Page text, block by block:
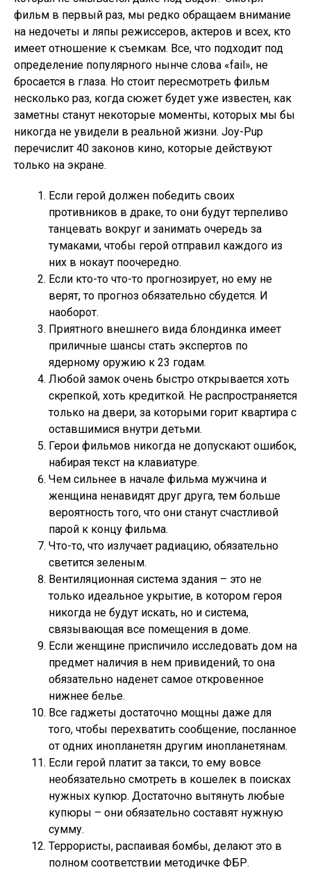
фильм в первый раз, мы редко обращаем внимание
на недочеты и ляпы режиссеров, актеров и всех, кто
имеет отношение к съемкам. Все, что подходит под
определение популярного нынче слова «fail», не
бросается в глаза. Но стоит пересмотреть фильм
несколько раз, когда сюжет будет уже известен, как
заметны станут некоторые моменты, которых мы бы
никогда не увидели в реальной жизни. Joy-Pup
перечислит 40 законов кино, которые действуют
только на экране.
Если герой должен победить своих
противников в драке, то они будут терпеливо
танцевать вокруг и занимать очередь за
тумаками, чтобы герой отправил каждого из
них в нокаут поочередно.
Если кто-то что-то прогнозирует, но ему не
верят, то прогноз обязательно сбудется. И
наоборот.
Приятного внешнего вида блондинка имеет
приличные шансы стать экспертов по
ядерному оружию к 23 годам.
Любой замок очень быстро открывается хоть
скрепкой, хоть кредиткой. Не распространяется
только на двери, за которыми горит квартира с
оставшимися внутри детьми.
Герои фильмов никогда не допускают ошибок,
набирая текст на клавиатуре.
Чем сильнее в начале фильма мужчина и
женщина ненавидят друг друга, тем больше
вероятность того, что они станут счастливой
парой к концу фильма.
Что-то, что излучает радиацию, обязательно
светится зеленым.
Вентиляционная система здания – это не
только идеальное укрытие, в котором героя
никогда не будут искать, но и система,
связывающая все помещения в доме.
Если женщине приспичило исследовать дом на
предмет наличия в нем привидений, то она
обязательно наденет самое откровенное
нижнее белье.
Все гаджеты достаточно мощны даже для
того, чтобы перехватить сообщение, посланное
от одних инопланетян другим инопланетянам.
Если герой платит за такси, то ему вовсе
необязательно смотреть в кошелек в поисках
нужных купюр. Достаточно вытянуть любые
купюры – они обязательно составят нужную
сумму.
Террористы, распаивая бомбы, делают это в
полном соответствии методичке ФБР.